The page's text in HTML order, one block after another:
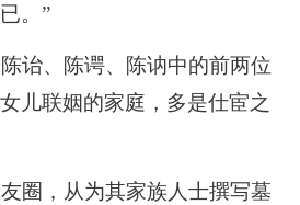
。”
诒、陈谔、陈讷中的前两位
儿联姻的家庭，多是仕宦之
圈，从为其家族人士撰写墓